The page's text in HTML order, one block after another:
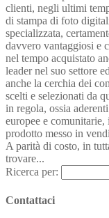
clienti, negli ultimi
di stampa di foto
specializzata,
davvero vantaggiosi e
nel tempo acquistato
leader nel suo settore
anche la cerchia dei
scelti e selezionati da
in regola, ossia
europee e
prodotto messo in
A parità di costo, in
trovare...
Ricerca per:
Contattaci